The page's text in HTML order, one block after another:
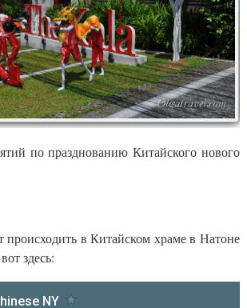
по празднованию Китайского нового
происходить в Китайском храме в Натоне
здесь: